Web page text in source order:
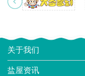
关于我们
盐屋资讯